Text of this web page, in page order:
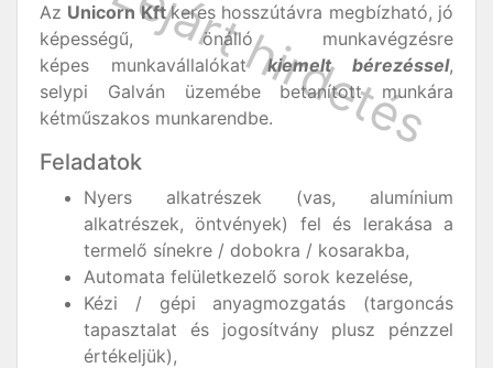
Az Unicorn Kftkeres hosszútávra megbízható, jó
képességű, önálló munkavégzésre
képes munkavállalókatkiemelt bérezéssel,
selypi Galván üzemébe betanított munkára
kétműszakos munkarendbe.
Feladatok
Nyers alkatrészek (vas, alumínium
alkatrészek, öntvények) fel és lerakása a
termelő sínekre / dobokra / kosarakba,
Automata felületkezelő sorok kezelése,
Kézi / gépi anyagmozgatás (targoncás
tapasztalat és jogosítvány plusz pénzzel
értékeljük),